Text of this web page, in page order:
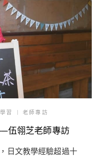
習 老師專訪
伍翎芝老師專訪
日文教學經驗超過十